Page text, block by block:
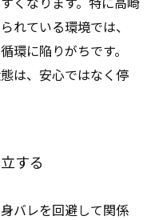
れている環境では、
環に陥りがちです。
は、安心ではなく停
する
バレを回避して関係